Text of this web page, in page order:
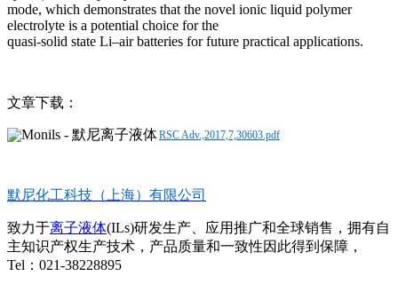
mode, which demonstrates that the novel ionic liquid polymer
electrolyte is a potential choice for the
quasi-solid state Li–air batteries for future practical applications.
文章下载：
RSC Adv.,2017,7,30603.pdf
默尼化工科技（上海）有限公司
致力于离子液体(ILs)研发生产、应用推广和全球销售，拥有自
主知识产权生产技术，产品质量和一致性因此得到保障，
Tel：021-38228895